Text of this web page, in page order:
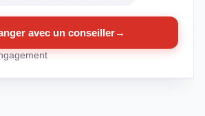
avec un conseiller→